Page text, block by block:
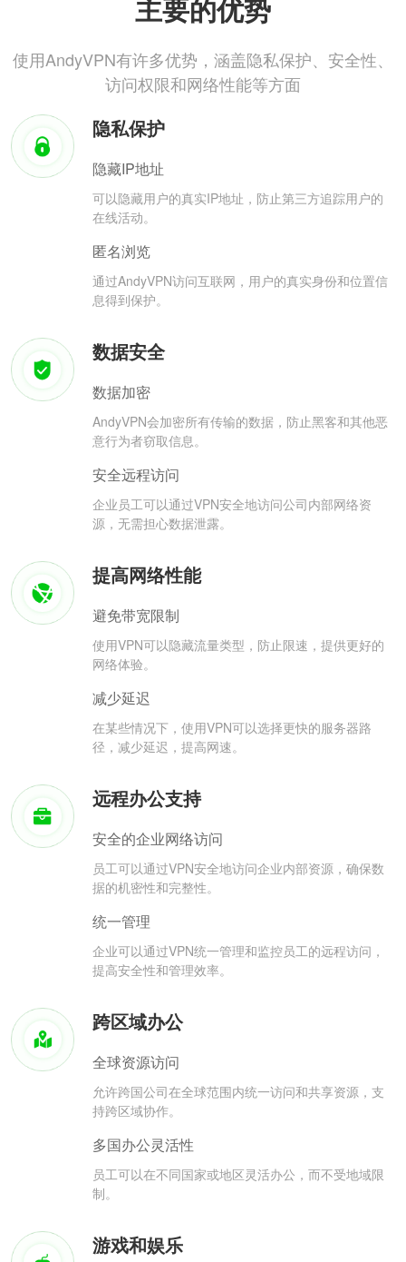
主要的优势
使用AndyVPN有许多优势，涵盖隐私保护、安全性、
访问权限和网络性能等方面
隐私保护
隐藏IP地址
可以隐藏用户的真实IP地址，防止第三方追踪用户的
在线活动。
匿名浏览
通过AndyVPN访问互联网，用户的真实身份和位置信
息得到保护。
数据安全
数据加密
AndyVPN会加密所有传输的数据，防止黑客和其他恶
意行为者窃取信息。
安全远程访问
企业员工可以通过VPN安全地访问公司内部网络资
源，无需担心数据泄露。
提高网络性能
避免带宽限制
使用VPN可以隐藏流量类型，防止限速，提供更好的
网络体验。
减少延迟
在某些情况下，使用VPN可以选择更快的服务器路
径，减少延迟，提高网速。
远程办公支持
安全的企业网络访问
员工可以通过VPN安全地访问企业内部资源，确保数
据的机密性和完整性。
统一管理
企业可以通过VPN统一管理和监控员工的远程访问，
提高安全性和管理效率。
跨区域办公
全球资源访问
允许跨国公司在全球范围内统一访问和共享资源，支
持跨区域协作。
多国办公灵活性
员工可以在不同国家或地区灵活办公，而不受地域限
制。
游戏和娱乐